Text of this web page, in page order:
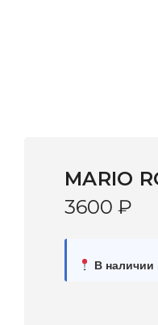
MARIO
3600 ₽
В наличии